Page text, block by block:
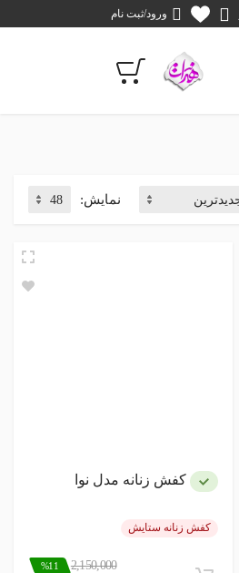
ورود/ثبت نام
نمایش:
کفش زنانه مدل نوا
کفش زنانه ستایش
2,150,000
%11